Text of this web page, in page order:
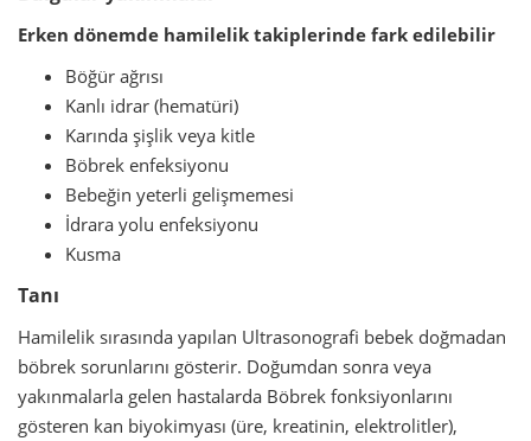
Erken dönemde hamilelik takiplerinde fark edilebilir
Böğür ağrısı
Kanlı idrar (hematüri)
Karında şişlik veya kitle
Böbrek enfeksiyonu
Bebeğin yeterli gelişmemesi
İdrara yolu enfeksiyonu
Kusma
Tanı
Hamilelik sırasında yapılan Ultrasonografi bebek doğmadan
böbrek sorunlarını gösterir. Doğumdan sonra veya
yakınmalarla gelen hastalarda Böbrek fonksiyonlarını
gösteren kan biyokimyası (üre, kreatinin, elektrolitler),